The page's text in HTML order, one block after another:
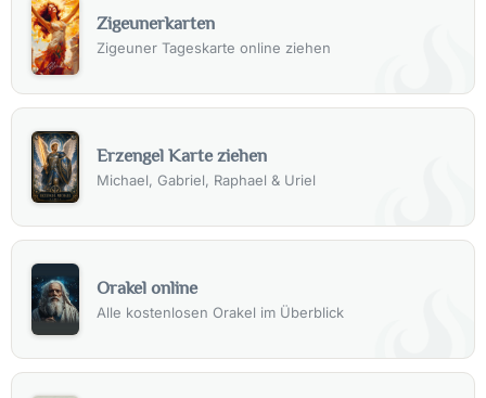
Zigeunerkarten
Zigeuner Tageskarte online ziehen
Erzengel Karte ziehen
Michael, Gabriel, Raphael & Uriel
Orakel online
Alle kostenlosen Orakel im Überblick